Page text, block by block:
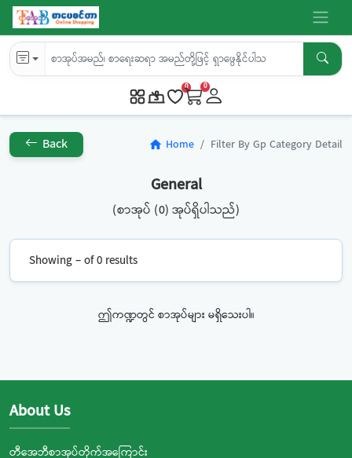
0 0
Back home Home Filter By Gp Category Detail
General
(စာအုပ် (0) အုပ်ရှိပါသည်)
Showing – of 0 results
ဤကဏ္ဍတွင် စာအုပ်များ မရှိသေးပါ။
About Us
တီအေဘီစာအုပ်တိုက်အကြောင်း